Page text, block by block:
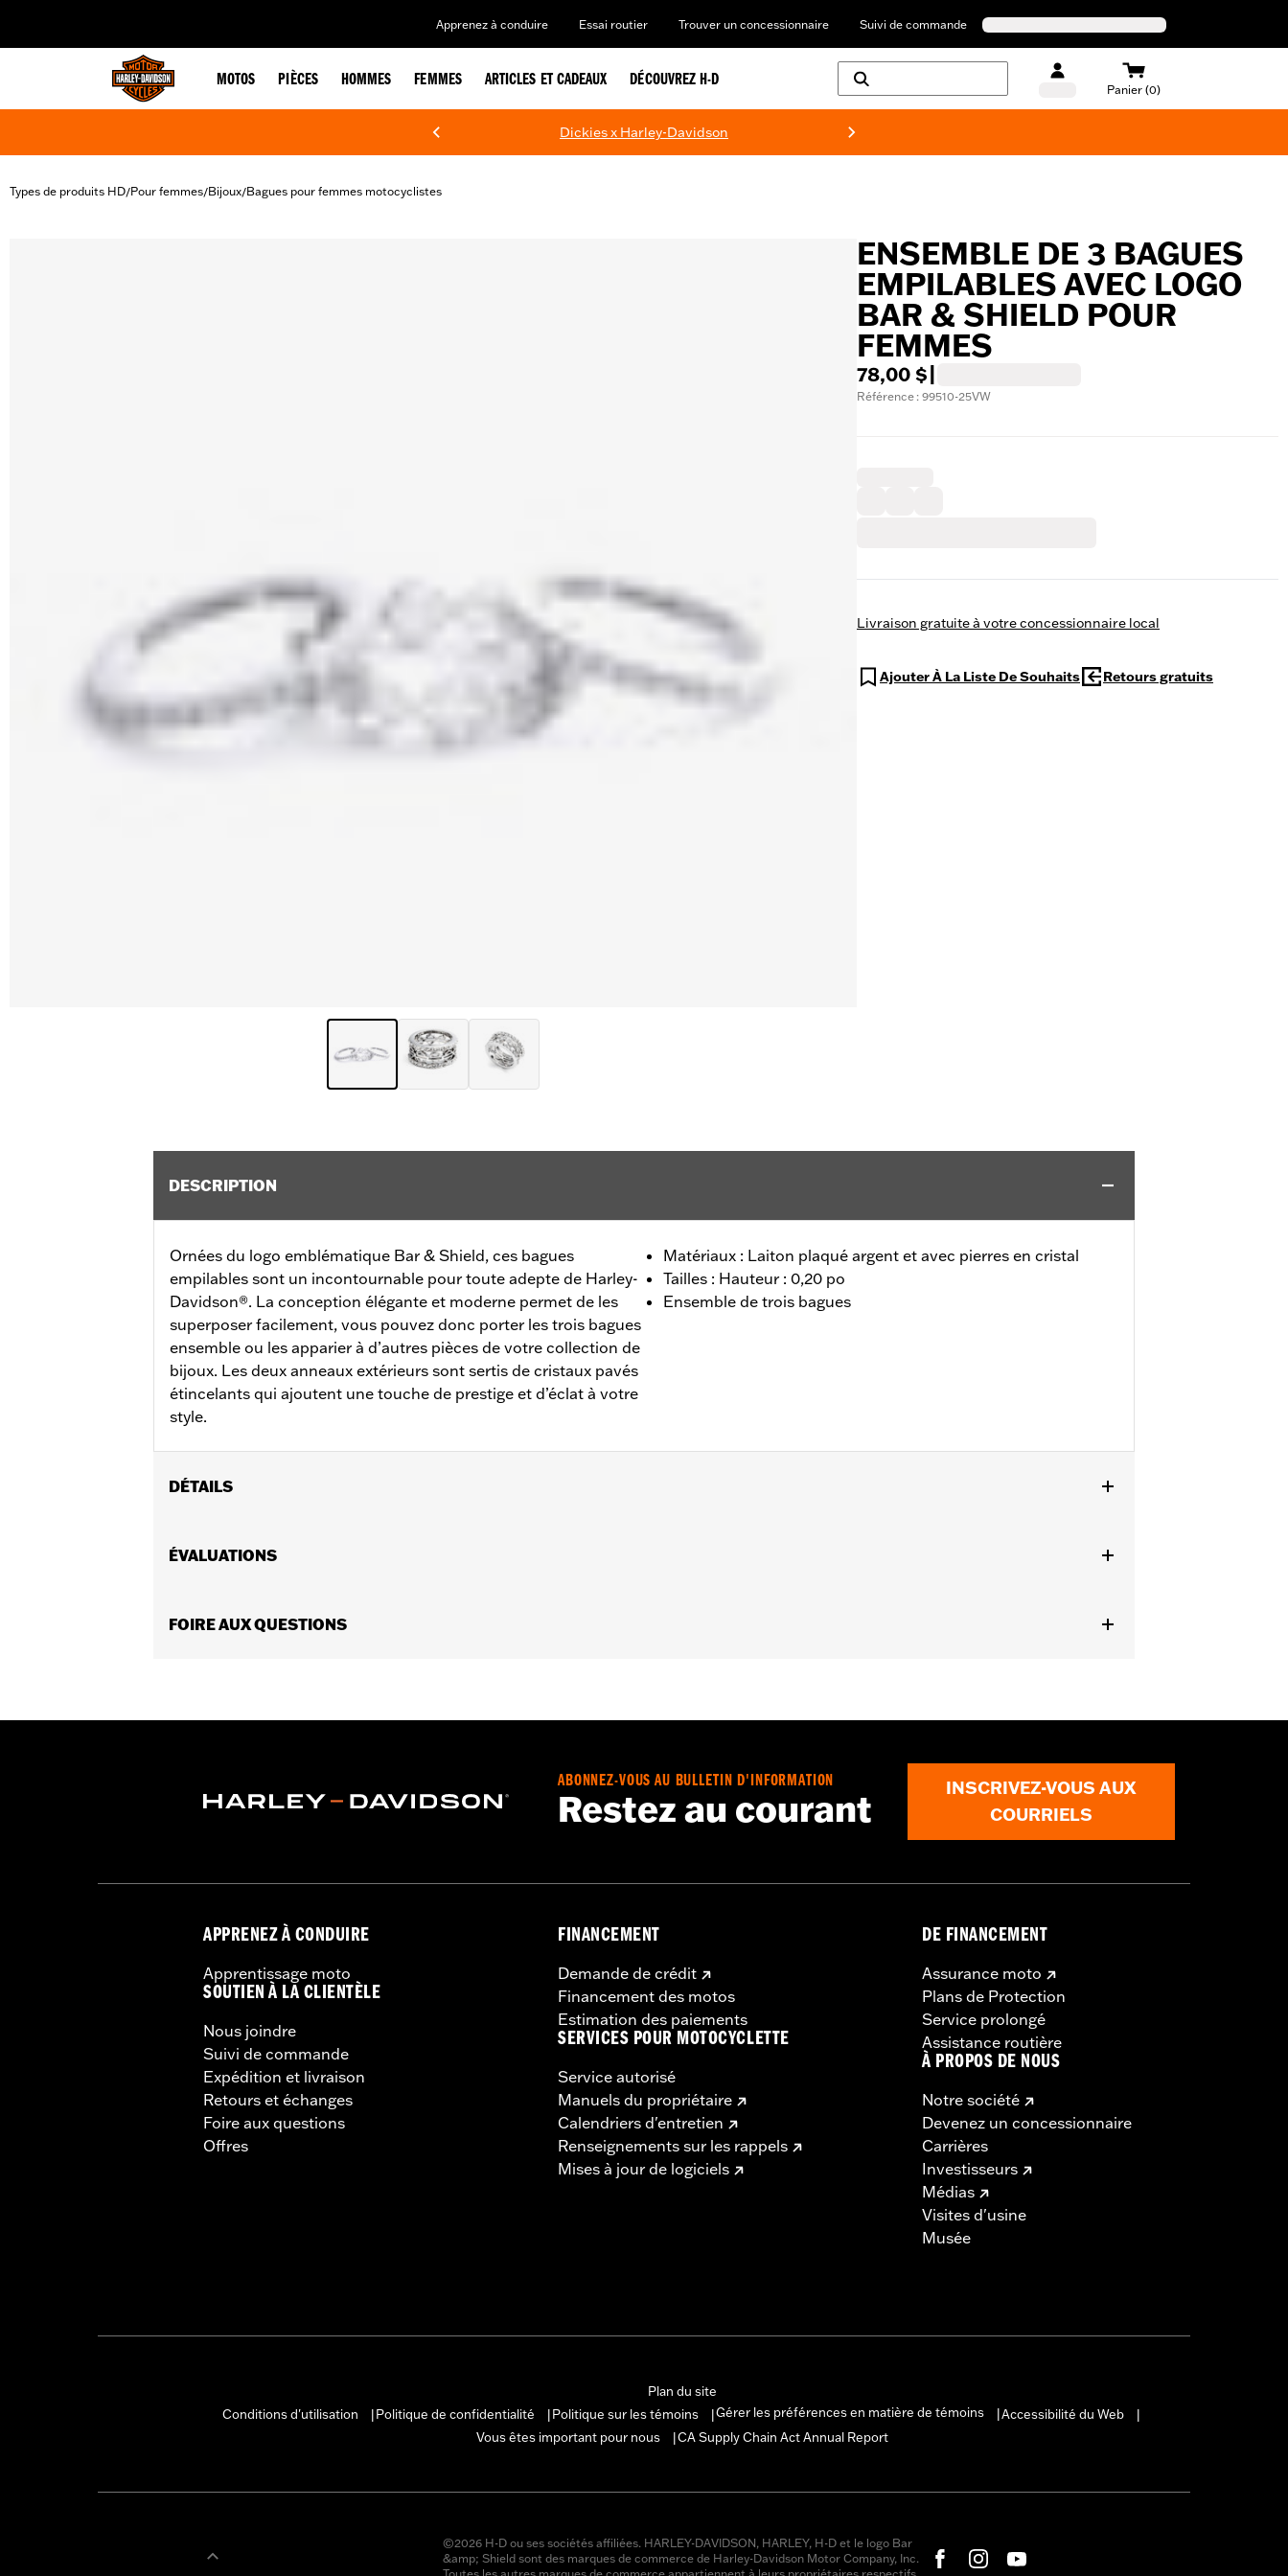
Apprenez à conduire Essai routier Trouver un concessionnaire Suivi de commande
MOTOS PIÈCES HOMMES FEMMES ARTICLES ET CADEAUX DÉCOUVREZ H-D
Panier (0)
Dickies x Harley-Davidson
Types de produits HD/Pour femmes/Bijoux/Bagues pour femmes motocyclistes
ENSEMBLE DE 3 BAGUES
EMPILABLES AVEC LOGO
BAR & SHIELD POUR
FEMMES
78,00 $
Référence : 99510-25VW
Livraison gratuite à votre concessionnaire local
Ajouter À La Liste De Souhaits Retours gratuits
DESCRIPTION
Ornées du logo emblématique Bar & Shield, ces bagues
empilables sont un incontournable pour toute adepte de Harley-
Davidson®. La conception élégante et moderne permet de les
superposer facilement, vous pouvez donc porter les trois bagues
ensemble ou les apparier à d’autres pièces de votre collection de
bijoux. Les deux anneaux extérieurs sont sertis de cristaux pavés
étincelants qui ajoutent une touche de prestige et d’éclat à votre
style.
Matériaux : Laiton plaqué argent et avec pierres en cristal
Tailles : Hauteur : 0,20 po
Ensemble de trois bagues
DÉTAILS
Dimension Description:
ÉVALUATIONS
FOIRE AUX QUESTIONS
ABONNEZ-VOUS AU BULLETIN D'INFORMATION
Restez au courant
INSCRIVEZ-VOUS AUX
COURRIELS
APPRENEZ À CONDUIRE
Apprentissage moto
SOUTIEN À LA CLIENTÈLE
Nous joindre
Suivi de commande
Expédition et livraison
Retours et échanges
Foire aux questions
Offres
FINANCEMENT
Demande de crédit
Financement des motos
Estimation des paiements
SERVICES POUR MOTOCYCLETTE
Service autorisé
Manuels du propriétaire
Calendriers d'entretien
Renseignements sur les rappels
Mises à jour de logiciels
DE FINANCEMENT
Assurance moto
Plans de Protection
Service prolongé
Assistance routière
À PROPOS DE NOUS
Notre société
Devenez un concessionnaire
Carrières
Investisseurs
Médias
Visites d'usine
Musée
Plan du site
Conditions d'utilisation
Politique de confidentialité Politique sur les témoins Gérer les préférences en matière de témoins Accessibilité du Web
Vous êtes important pour nous
CA Supply Chain Act Annual Report
©2026 H-D ou ses sociétés affiliées. HARLEY-DAVIDSON, HARLEY, H-D et le logo Bar
&amp; Shield sont des marques de commerce de Harley-Davidson Motor Company, Inc.